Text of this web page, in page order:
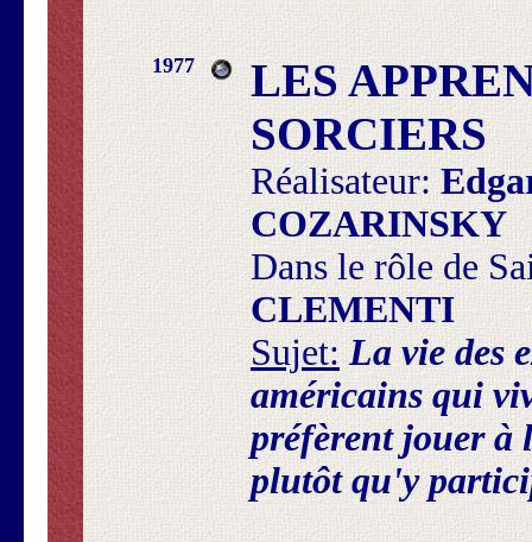
1977
LES
SORCIERS
Réalisateur:
COZARINSKY
Dans le rôle de
CLEMENTI
Sujet: La vie des
américains qui
préfèrent jouer à
plutôt qu'y